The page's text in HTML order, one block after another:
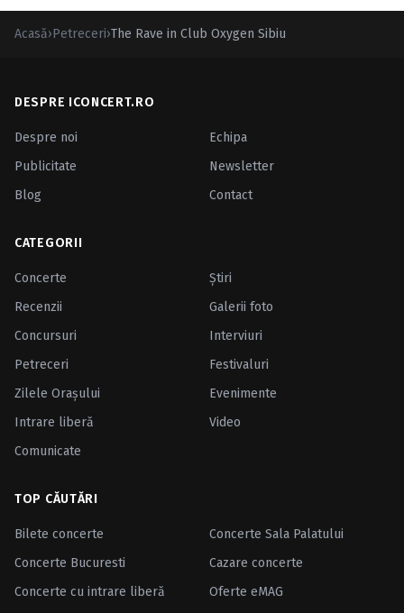
Acasă›Petreceri›The Rave in Club Oxygen Sibiu
DESPRE ICONCERT.RO
Despre noi
Echipa
Publicitate
Newsletter
Blog
Contact
CATEGORII
Concerte
Ştiri
Recenzii
Galerii foto
Concursuri
Interviuri
Petreceri
Festivaluri
Zilele Oraşului
Evenimente
Intrare liberă
Video
Comunicate
TOP CĂUTĂRI
Bilete concerte
Concerte Sala Palatului
Concerte Bucuresti
Cazare concerte
Concerte cu intrare liberă
Oferte eMAG